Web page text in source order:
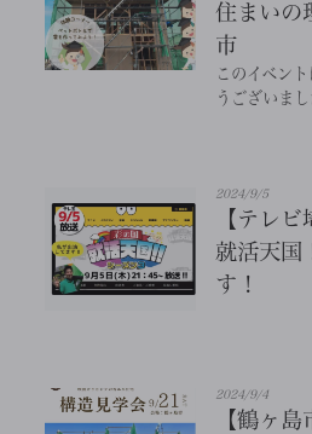
住まいの
市
このイベン
うございまし
2024/9/5
【テレ
就活天国
す！
2024/9/4
【鶴ヶ